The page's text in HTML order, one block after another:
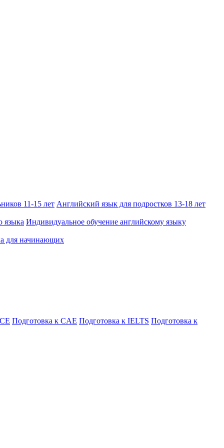
11-15 лет Английский язык для подростков 13-18 лет
языка Индивидуальное обучение английскому языку
для начинающих
Подготовка к CAE Подготовка к IELTS Подготовка к